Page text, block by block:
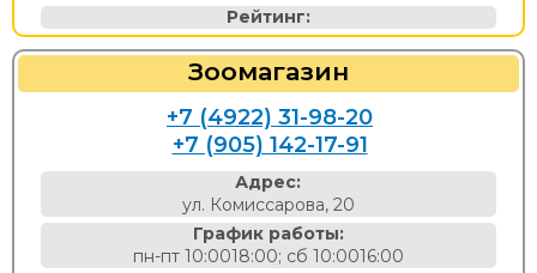
Рейтинг:
Зоомагазин
+7 (4922) 31-98-20
+7 (905) 142-17-91
Адрес:
ул. Комиссарова, 20
График работы:
пн-пт 10:0018:00; сб 10:0016:00